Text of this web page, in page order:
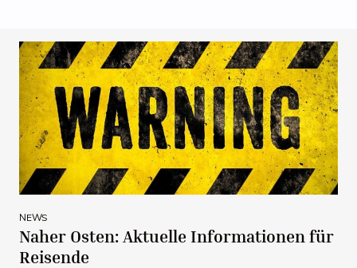
NEWS
Naher Osten: Aktuelle Informationen für
Reisende